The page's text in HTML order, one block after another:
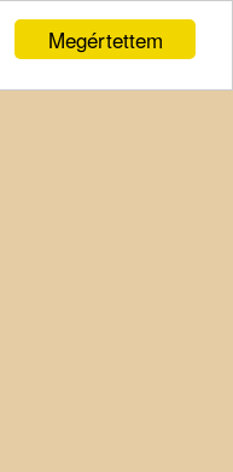
Megértettem